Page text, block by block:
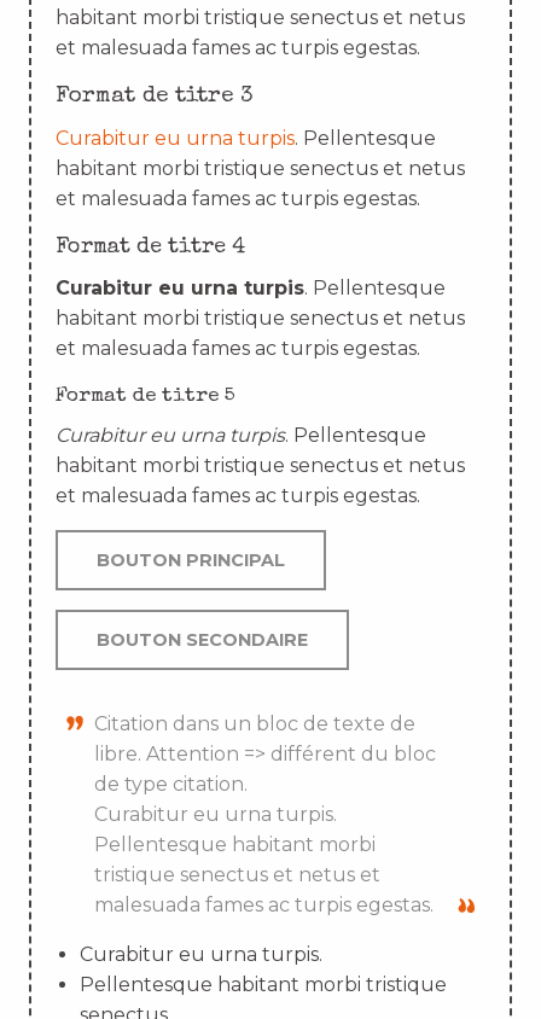
habitant morbi tristique senectus et netus
et malesuada fames ac turpis egestas.
Format de titre 3
Curabitur eu urna turpis. Pellentesque
habitant morbi tristique senectus et netus
et malesuada fames ac turpis egestas.
Format de titre 4
Curabitur eu urna turpis. Pellentesque
habitant morbi tristique senectus et netus
et malesuada fames ac turpis egestas.
Format de titre 5
Curabitur eu urna turpis. Pellentesque
habitant morbi tristique senectus et netus
et malesuada fames ac turpis egestas.
BOUTON PRINCIPAL
BOUTON SECONDAIRE
Citation dans un bloc de texte de
libre. Attention => différent du bloc
de type citation.
Curabitur eu urna turpis.
Pellentesque habitant morbi
tristique senectus et netus et
malesuada fames ac turpis egestas.
Curabitur eu urna turpis.
Pellentesque habitant morbi tristique